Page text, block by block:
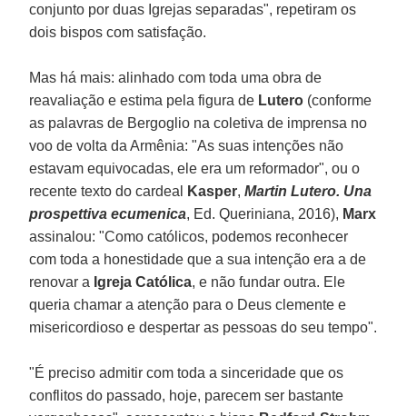
conjunto por duas Igrejas separadas", repetiram os
dois bispos com satisfação.
Mas há mais: alinhado com toda uma obra de
reavaliação e estima pela figura de Lutero (conforme
as palavras de Bergoglio na coletiva de imprensa no
voo de volta da Armênia: "As suas intenções não
estavam equivocadas, ele era um reformador", ou o
recente texto do cardeal
Kasper,Martin Lutero. Una
prospettiva ecumenica, Ed. Queriniana, 2016), Marx
assinalou: "Como católicos, podemos reconhecer
com toda a honestidade que a sua intenção era a de
renovar a Igreja Católica, e não fundar outra. Ele
queria chamar a atenção para o Deus clemente e
misericordioso e despertar as pessoas do seu tempo".
"É preciso admitir com toda a sinceridade que os
conflitos do passado, hoje, parecem ser bastante